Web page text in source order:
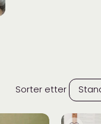
Sorter etter